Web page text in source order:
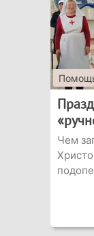
Чем